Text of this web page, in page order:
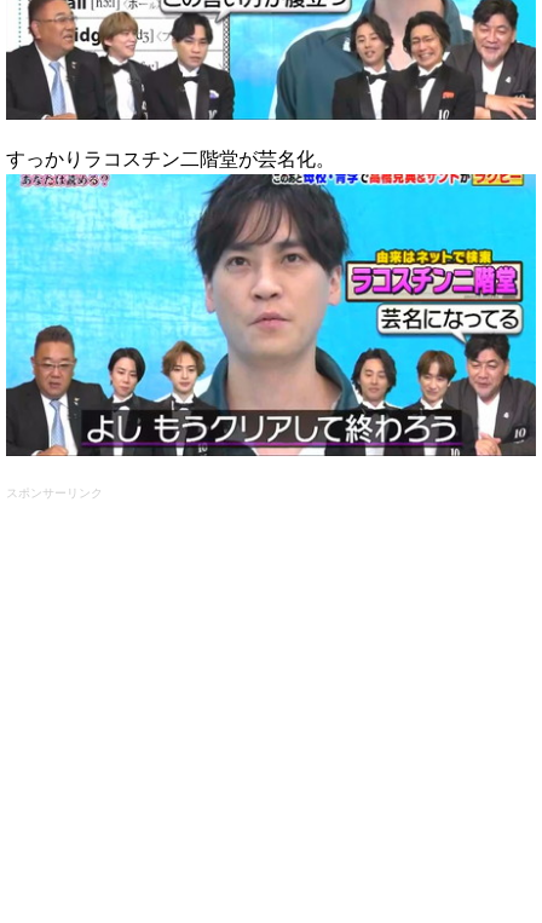
すっかりラコスチン二階堂が芸名化。
スポンサーリンク